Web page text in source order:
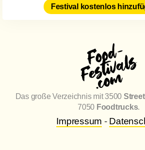
Festival kostenlos
Das große Verzeichnis mit 3500
7050 Foodtrucks.
Impressum -